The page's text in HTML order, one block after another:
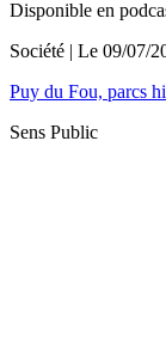
Disponible en
Société | Le 09/07/
Puy du Fou, parcs
Sens Public